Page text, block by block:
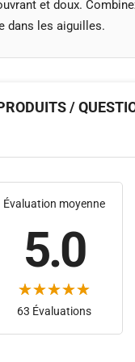
et doux.
dans les aiguilles.
/
Évaluation moyenne
5.0
63 Évaluations